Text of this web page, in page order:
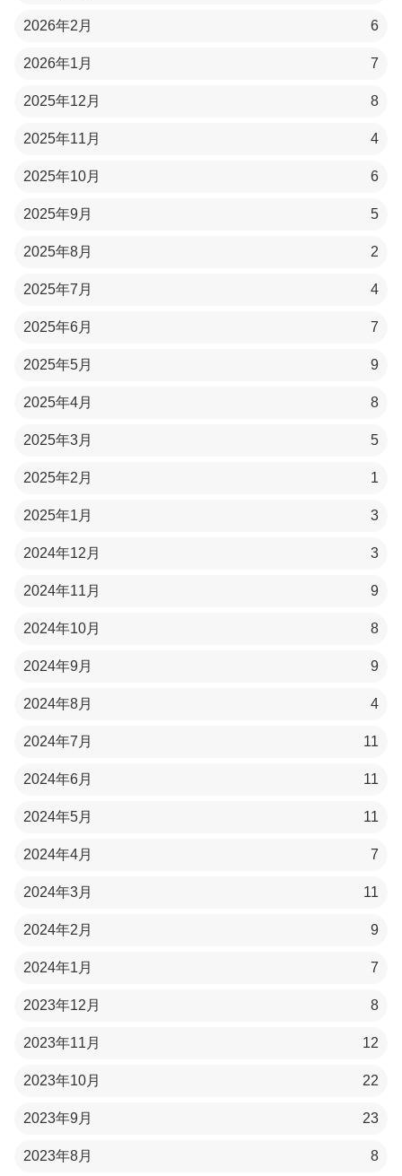
2026年2月 6
2026年1月 7
2025年12月 8
2025年11月 4
2025年10月 6
2025年9月 5
2025年8月 2
2025年7月 4
2025年6月 7
2025年5月 9
2025年4月 8
2025年3月 5
2025年2月 1
2025年1月 3
2024年12月 3
2024年11月 9
2024年10月 8
2024年9月 9
2024年8月 4
2024年7月 11
2024年6月 11
2024年5月 11
2024年4月 7
2024年3月 11
2024年2月 9
2024年1月 7
2023年12月 8
2023年11月 12
2023年10月 22
2023年9月 23
2023年8月 8